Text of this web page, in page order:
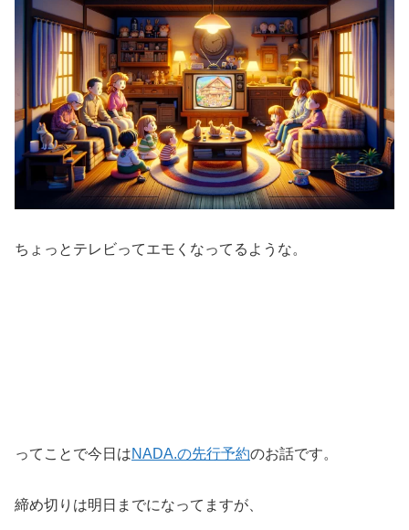
ちょっとテレビってエモくなってるような。
ってことで今日はNADA.の先行予約のお話です。
締め切りは明日までになってますが、